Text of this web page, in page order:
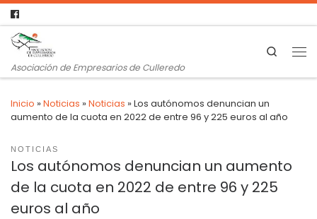
Asociación de Empresarios de Culleredo
Search
Inicio »Noticias »Noticias »Los autónomos denuncian un
aumento de la cuota en 2022 de entre 96 y 225 euros al año
NOTICIAS
Los autónomos denuncian un aumento
de la cuota en 2022 de entre 96 y 225
euros al año